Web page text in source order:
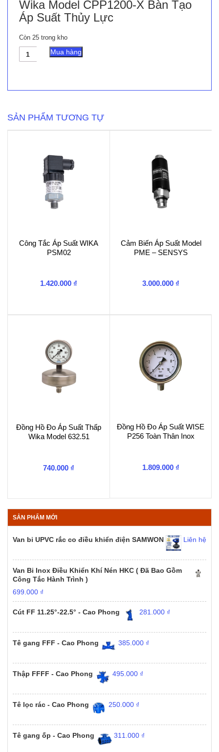
Wika Model CPP1200-X Bàn Tạo
Áp Suất Thủy Lực
Còn 25 trong kho
Wika
Model
Thủy
Lực
Mua hàng
SẢN PHẨM TƯƠNG TỰ
Công Tắc Áp Suất WIKA
PSM02
1.420.000 ₫
Cảm Biến Áp Suất Model
PME – SENSYS
3.000.000 ₫
Đồng Hồ Đo Áp Suất Thấp
Wika Model 632.51
740.000 ₫
Đồng Hồ Đo Áp Suất WISE
P256 Toàn Thân Inox
1.809.000 ₫
SẢN PHẨM MỚI
Van bi UPVC rắc co điều khiển điện SAMWON Liên hệ
Van Bi Inox Điều Khiển Khí Nén HKC ( Đã Bao Gồm
Công Tắc Hành Trình )
699.000 ₫
Cút FF 11.25°-22.5° - Cao Phong 281.000 ₫
Tê gang FFF - Cao Phong 385.000 ₫
Thập FFFF - Cao Phong 495.000 ₫
Tê lọc rác - Cao Phong 250.000 ₫
Tê gang ốp - Cao Phong 311.000 ₫